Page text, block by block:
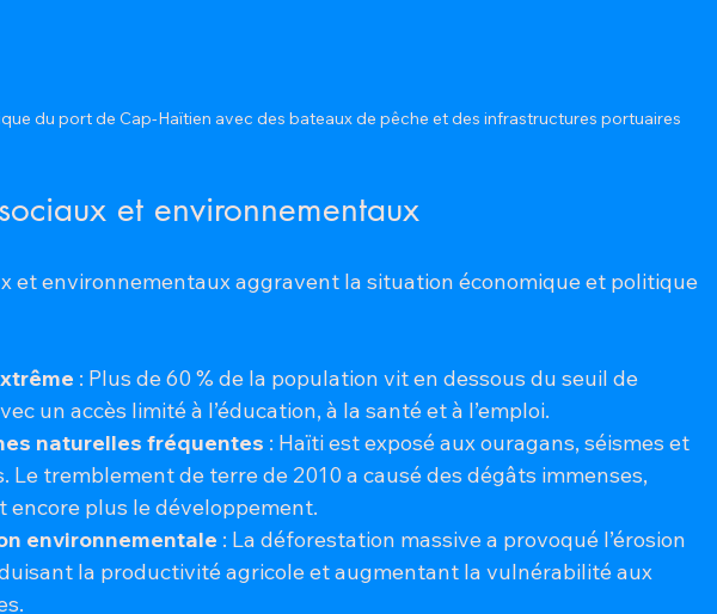
du port de Cap-Haïtien avec des bateaux de pêche et des infrastructures portuaires
et environnementaux
et environnementaux aggravent la situation économique et politique
: Plus de 60 % de la population vit en dessous du seuil de
un accès limité à l’éducation, à la santé et à l’emploi.
naturelles fréquentes : Haïti est exposé aux ouragans, séismes et
Le tremblement de terre de 2010 a causé des dégâts immenses,
encore plus le développement.
environnementale : La déforestation massive a provoqué l’érosion
la productivité agricole et augmentant la vulnérabilité aux